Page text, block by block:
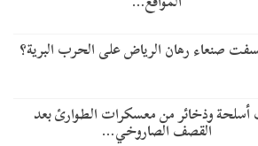
صنعاء رهان الرياض على الحرب البرية؟
وذخائر من معسكرات الطوارئ بعد
القصف الصاروخي…